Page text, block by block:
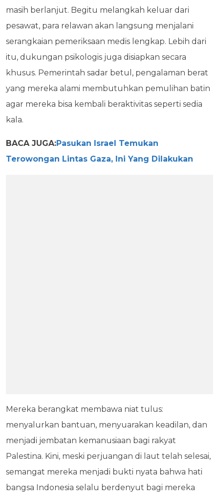
masih berlanjut. Begitu melangkah keluar dari
pesawat, para relawan akan langsung menjalani
serangkaian pemeriksaan medis lengkap. Lebih dari
itu, dukungan psikologis juga disiapkan secara
khusus. Pemerintah sadar betul, pengalaman berat
yang mereka alami membutuhkan pemulihan batin
agar mereka bisa kembali beraktivitas seperti sedia
kala.
BACA JUGA:Pasukan Israel Temukan
Terowongan Lintas Gaza, Ini Yang Dilakukan
Mereka berangkat membawa niat tulus:
menyalurkan bantuan, menyuarakan keadilan, dan
menjadi jembatan kemanusiaan bagi rakyat
Palestina. Kini, meski perjuangan di laut telah selesai,
semangat mereka menjadi bukti nyata bahwa hati
bangsa Indonesia selalu berdenyut bagi mereka